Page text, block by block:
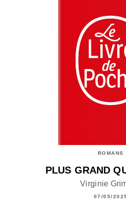
ROMANS
PLUS GRAND
Virginie
07/05/